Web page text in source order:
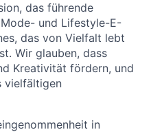
das führende
und Lifestyle-E-
das von Vielfalt lebt
Wir glauben, dass
Kreativität fördern, und
vielfältigen
in